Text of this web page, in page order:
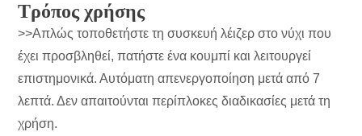
Τρόπος χρήσης
>>Απλώς τοποθετήστε τη συσκευή λέιζερ στο νύχι που
έχει προσβληθεί, πατήστε ένα κουμπί και λειτουργεί
επιστημονικά. Αυτόματη απενεργοποίηση μετά από 7
λεπτά. Δεν απαιτούνται περίπλοκες διαδικασίες μετά τη
χρήση.